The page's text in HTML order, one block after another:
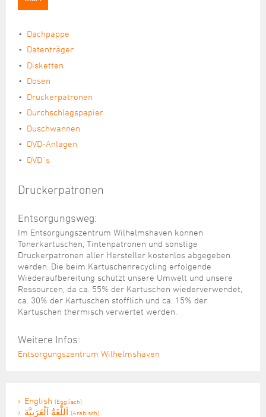
Bioabfall
Gelbe Tonne
Altpapier/Altglas/Altkleider
Elektroschrott
Schadstoffe / Schadstoffsammlung
Rote Tonne (Toner-Kartuschen)
Rückstausicherung
Straßenunterhaltung
Straßenneubau
Straßenbeleuchtung
Friedhöfe
Übersicht
Baumgräber
Urnengemeinschaft
Stadtgärtnerei
Serviceleistungen
Historie
Unternehmenspolitik
Dachpappe
Datenträger
Disketten
Dosen
Druckerpatronen
Durchschlagspapier
Duschwannen
DVD-Anlagen
DVD`s
Druckerpatronen
Entsorgungsweg:
Im Entsorgungszentrum Wilhelmshaven können
Tonerkartuschen, Tintenpatronen und sonstige
Druckerpatronen aller Hersteller kostenlos abgegeben
werden. Die beim Kartuschenrecycling erfolgende
Wiederaufbereitung schützt unsere Umwelt und unsere
Ressourcen, da ca. 55% der Kartuschen wiederverwendet,
ca. 30% der Kartuschen stofflich und ca. 15% der
Kartuschen thermisch verwertet werden.
Weitere Infos:
Entsorgungszentrum Wilhelmshaven
English (Englisch)
(Arabisch)